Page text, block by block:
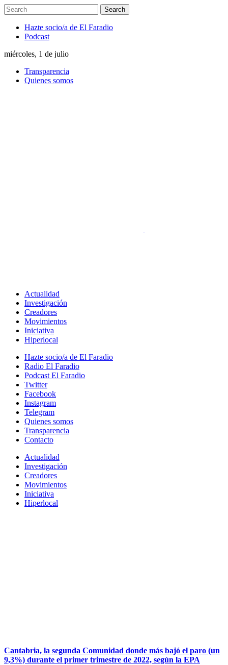
Hazte socio/a de El Faradio
Podcast
miércoles, 1 de julio
Transparencia
Quienes somos
Actualidad
Investigación
Creadores
Movimientos
Iniciativa
Hiperlocal
Hazte socio/a de El Faradio
Radio El Faradio
Podcast El Faradio
Twitter
Facebook
Instagram
Telegram
Quienes somos
Transparencia
Contacto
Actualidad
Investigación
Creadores
Movimientos
Iniciativa
Hiperlocal
Cantabria, la segunda Comunidad donde más bajó el paro (un
9,3%) durante el primer trimestre de 2022, según la EPA